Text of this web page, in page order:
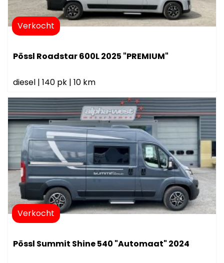
Verkocht
Pössl Roadstar 600L 2025 "PREMIUM"
diesel | 140 pk | 10 km
Verkocht
Pössl Summit Shine 540 "Automaat" 2024